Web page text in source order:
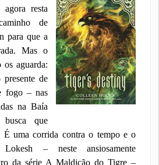
agora resta
de
para que a
Mas o
aguarda:
de
fogo – nas
na Baía
que
É uma corrida contra o tempo e o
– neste ansiosamente
da série A Maldição do Tigre –